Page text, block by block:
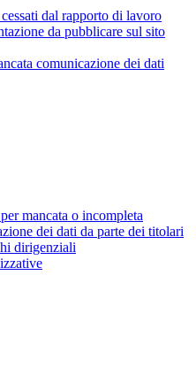
dal rapporto di lavoro
da pubblicare sul sito
comunicazione dei dati
mancata o incompleta
dei dati da parte dei titolari
dirigenziali